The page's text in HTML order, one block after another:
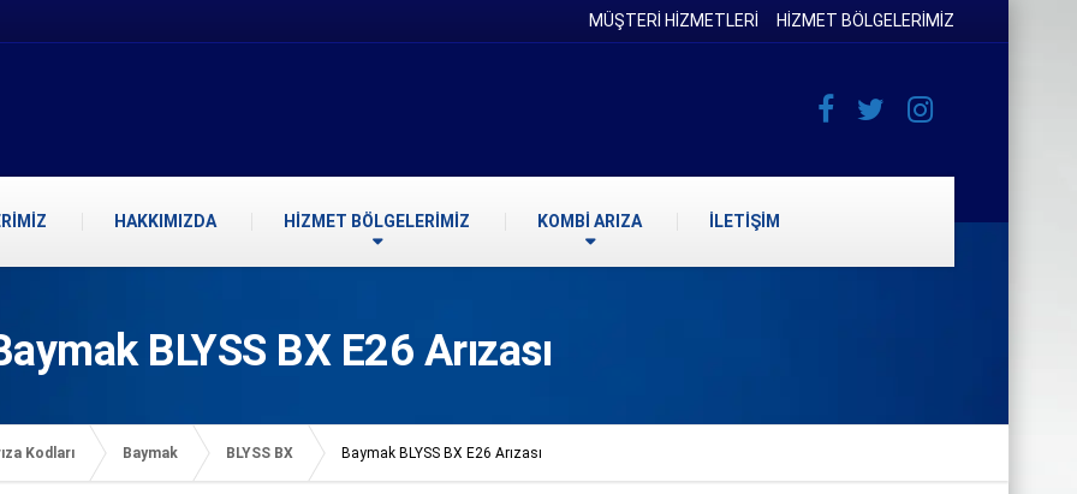
MÜŞTERİ HİZMETLERİ HİZMET BÖLGELERİMİZ
HAKKIMIZDA HİZMET BÖLGELERİMİZ KOMBİ ARIZA İLETİŞİM
BLYSS BX E26 Arızası
Kodları Baymak BLYSS BX Baymak BLYSS BX E26 Arızası